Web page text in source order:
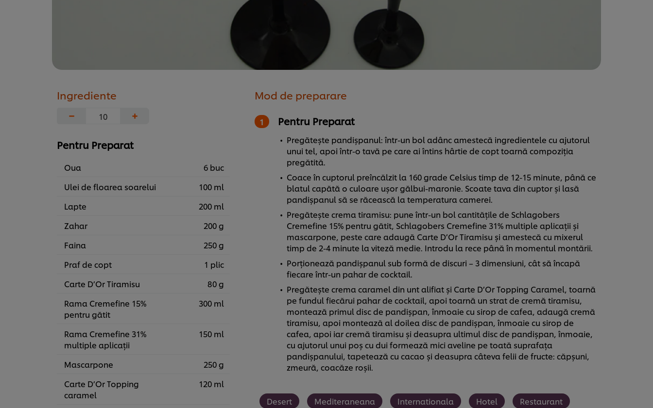
Ingrediente
−
+
Pentru Preparat
Oua
6 buc
Ulei de floarea soarelui
100 ml
Lapte
200 ml
Zahar
200 g
Faina
250 g
Praf de copt
1 plic
Carte D’Or Tiramisu
80 g
Rama Cremefine 15%
pentru gătit
300 ml
Rama Cremefine 31%
multiple aplicații
150 ml
Mascarpone
250 g
Carte D’Or Topping
caramel
120 ml
Mod de preparare
Pentru Preparat
Pregătește pandișpanul: într-un bol adânc amestecă ingredientele cu ajutorul
unui tel, apoi într-o tavă pe care ai întins hârtie de copt toarnă compoziția
pregătită.
Coace în cuptorul preîncălzit la 160 grade Celsius timp de 12-15 minute, până ce
blatul capătă o culoare ușor gălbui-maronie. Scoate tava din cuptor și lasă
pandișpanul să se răcească la temperatura camerei.
Pregătește crema tiramisu: pune într-un bol cantitățile de Schlagobers
Cremefine 15% pentru gătit, Schlagobers Cremefine 31% multiple aplicații și
mascarpone, peste care adaugă Carte D’Or Tiramisu și amestecă cu mixerul
timp de 2-4 minute la viteză medie. Introdu la rece până în momentul montării.
Porționează pandișpanul sub formă de discuri – 3 dimensiuni, cât să încapă
fiecare într-un pahar de cocktail.
Pregătește crema caramel din unt alifiat și Carte D’Or Topping Caramel, toarnă
pe fundul fiecărui pahar de cocktail, apoi toarnă un strat de cremă tiramisu,
montează primul disc de pandișpan, înmoaie cu sirop de cafea, adaugă cremă
tiramisu, apoi montează al doilea disc de pandișpan, înmoaie cu sirop de
cafea, apoi iar cremă tiramisu și deasupra ultimul disc de pandișpan, înmoaie,
cu ajutorul unui poș cu dui formează mici aveline pe toată suprafața
pandișpanului, tapetează cu cacao și deasupra câteva felii de fructe: căpșuni,
zmeură, coacăze roșii.
Desert Mediteraneana Internationala Hotel Restaurant